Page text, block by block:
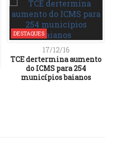
DESTAQUES
17/12/16
TCE dertermina aumento
do ICMS para 254
municípios baianos